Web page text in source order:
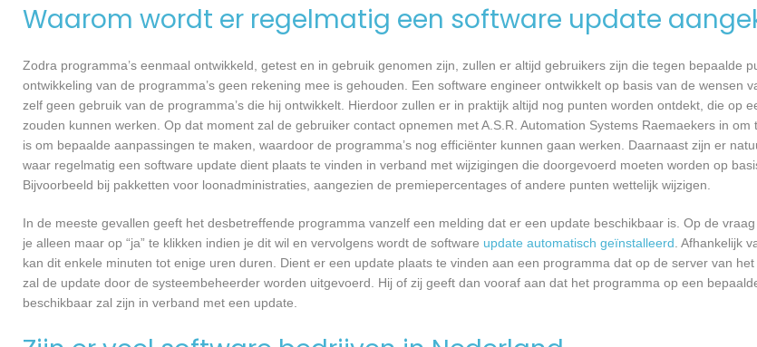
Waarom wordt er regelmatig een software update
Zodra programma’s eenmaal ontwikkeld, getest en in gebruik genomen zijn, zullen er altijd gebruikers zijn die tegen bepaalde
ontwikkeling van de programma’s geen rekening mee is gehouden. Een software engineer ontwikkelt op basis van de wensen
zelf geen gebruik van de programma’s die hij ontwikkelt. Hierdoor zullen er in praktijk altijd nog punten worden ontdekt, die op
zouden kunnen werken. Op dat moment zal de gebruiker contact opnemen met A.S.R. Automation Systems Raemaekers in
is om bepaalde aanpassingen te maken, waardoor de programma’s nog efficiënter kunnen gaan werken. Daarnaast zijn er
waar regelmatig een software update dient plaats te vinden in verband met wijzigingen die doorgevoerd moeten worden op
Bijvoorbeeld bij pakketten voor loonadministraties, aangezien de premiepercentages of andere punten wettelijk wijzigen.
In de meeste gevallen geeft het desbetreffende programma vanzelf een melding dat er een update beschikbaar is. Op de
je alleen maar op “ja” te klikken indien je dit wil en vervolgens wordt de software update automatisch geïnstalleerd . Afhankelijk
kan dit enkele minuten tot enige uren duren. Dient er een update plaats te vinden aan een programma dat op de server van
zal de update door de systeembeheerder worden uitgevoerd. Hij of zij geeft dan vooraf aan dat het programma op een
beschikbaar zal zijn in verband met een update.